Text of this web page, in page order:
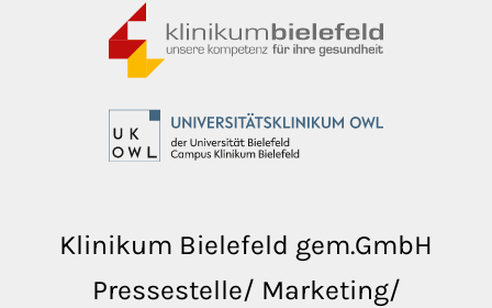
Klinikum Bielefeld gem.GmbH
Pressestelle/ Marketing/